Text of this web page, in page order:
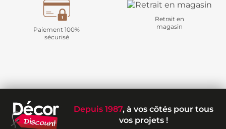
Paiement 100%
sécurisé
Retrait en
magasin
Depuis 1987, à vos côtés pour tous
vos projets !